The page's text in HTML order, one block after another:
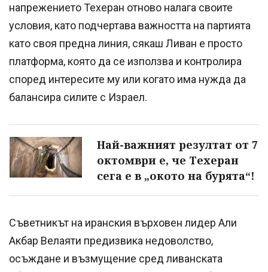
напрежението Техеран отново налага своите
условия, като подчертава важността на партията
като своя предна линия, сякаш Ливан е просто
платформа, която да се използва и контролира
според интересите му или когато има нужда да
балансира силите с Израел.
Най-важният резултат от 7
октомври е, че Техеран
сега е в „окото на бурята“!
Съветникът на иранския върховен лидер Али
Акбар Велаяти предизвика недоволство,
осъждане и възмущение сред ливанската